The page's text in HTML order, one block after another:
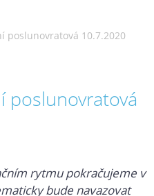
poslunovratová 10.7.2020
poslunovratová
rytmu pokračujeme v
bude navazovat